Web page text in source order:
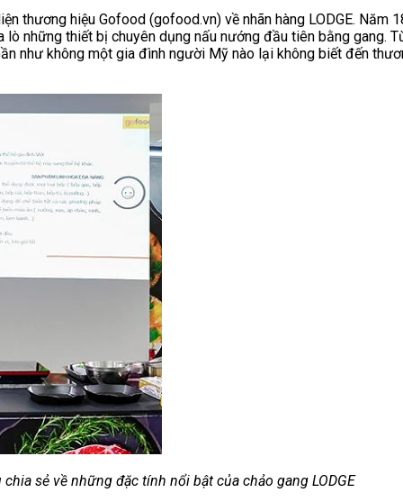
thương hiệu Gofood (gofood.vn) về nhãn hàng LODGE. Năm
những thiết bị chuyên dụng nấu nướng đầu tiên bằng gang.
như không một gia đình người Mỹ nào lại không biết đến
chia sẻ về những đặc tính nổi bật của chảo gang LODGE